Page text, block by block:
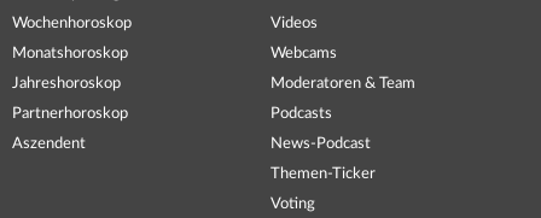
Wochenhoroskop
Monatshoroskop
Jahreshoroskop
Partnerhoroskop
Aszendent
Videos
Webcams
Moderatoren & Team
Podcasts
News-Podcast
Themen-Ticker
Voting